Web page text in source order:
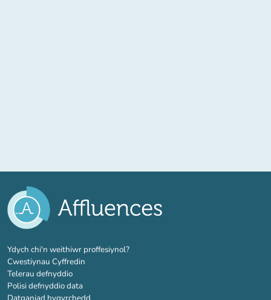
Ydych chi'n weithiwr proffesiynol?(tab newydd)
Cwestiynau Cyffredin
Telerau defnyddio
Polisi defnyddio data